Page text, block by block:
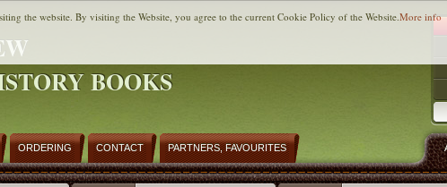
BOOKS
ORDERING CONTACT PARTNERS, FAVOURITES
the website. By visiting the Website, you agree to the current Cookie Policy of the Website.More info